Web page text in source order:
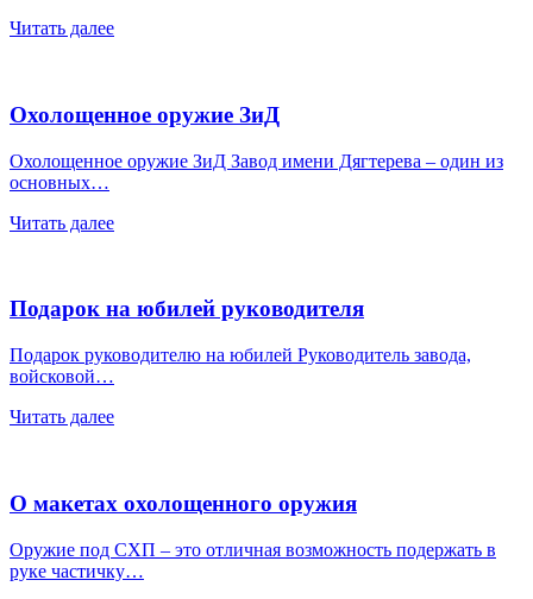
Читать далее
Охолощенное оружие ЗиД
Охолощенное оружие ЗиД Завод имени Дягтерева – один из
основных…
Читать далее
Подарок на юбилей руководителя
Подарок руководителю на юбилей Руководитель завода,
войсковой…
Читать далее
О макетах охолощенного оружия
Оружие под СХП – это отличная возможность подержать в
руке частичку…